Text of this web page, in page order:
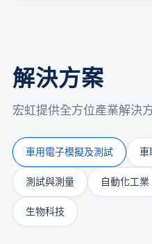
解決方案
宏虹提供全方位產業解決
車用電子模擬及測試 車
測試與測量 自動化工業
生物科技